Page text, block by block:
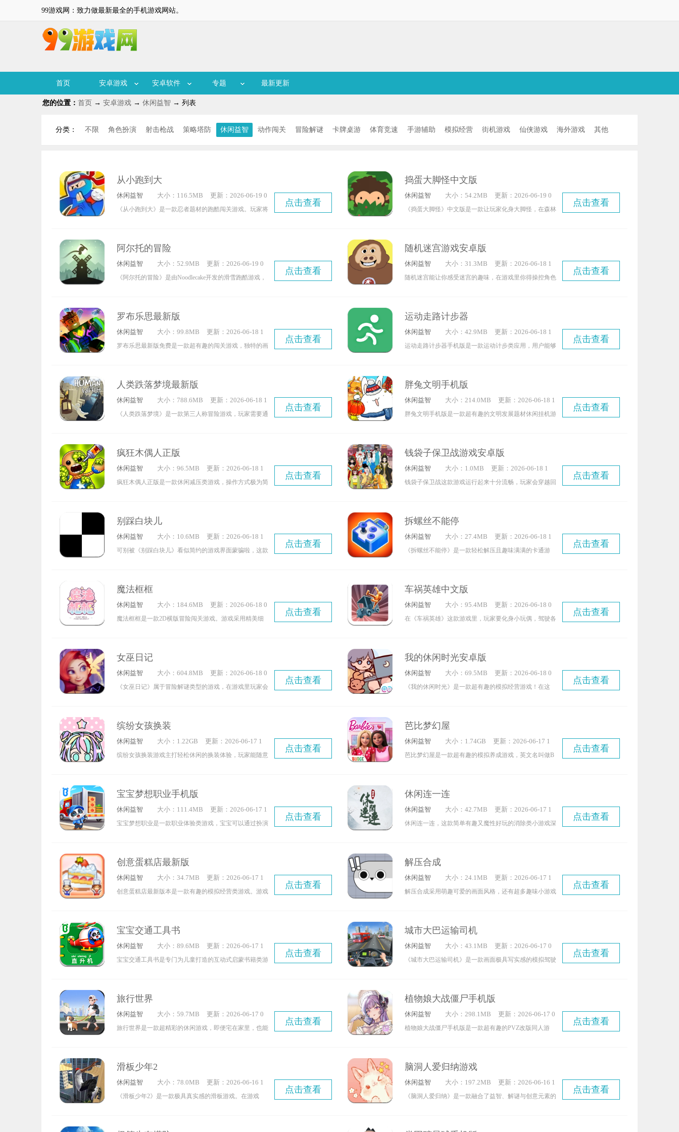
99游戏网：致力做最新最全的手机游戏网站。
首页 安卓游戏 安卓软件 专题 最新更新
您的位置： 首页 → 安卓游戏 → 休闲益智 → 列表
分类： 不限 角色扮演 射击枪战 策略塔防 休闲益智 动作闯关 冒险解谜 卡牌桌游 体育竞速 手游辅助 模拟经营 街机游戏 仙侠游戏 海外游戏 其他
从小跑到大
休闲益智 大小：116.5MB
更新：2026-06-19 0
6:06:07
《从小跑到大》是一款忍者题材的跑酷闯关游戏。玩家将
道具助力快速通关。游戏内不仅拥有丰富多样的场景地
图，还提供了多种道具供玩家自由选择，让你尽情展示炫
酷的闯关操作！
点击查看
捣蛋大脚怪中文版
休闲益智 大小：54.2MB
更新：2026-06-19 0
5:17:07
《捣蛋大脚怪》中文版是一款让玩家化身大脚怪，在森林
为，无论是捉弄森林里的伙伴，还是路过的行人都没问
题。这款中文版游戏能让玩家更轻松地理解文字内容、完
成游戏任务，你只需操控大脚怪去做那些能让自己开心的
点击查看
阿尔托的冒险
休闲益智 大小：52.9MB
更新：2026-06-19 0
5:00:11
《阿尔托的冒险》是由Noodlecake开发的滑雪跑酷游戏，
手，只需控制角色借助滑雪板在雪地滑行，途中会遇到形
态各异的障碍物——有时是挡路的石块，有时是深不见底
的鸿沟，玩家需要凭借精准操作躲避这些阻碍，力求滑行
币福利，感兴趣的玩家不妨前来体验一番！
点击查看
随机迷宫游戏安卓版
休闲益智 大小：31.3MB
更新：2026-06-18 1
5:44:18
随机迷宫能让你感受迷宫的趣味，在游戏里你得操控角色
线。只需操控角色移动就行，它的操作很简便。
点击查看
罗布乐思最新版
休闲益智 大小：99.8MB
更新：2026-06-18 1
5:27:06
罗布乐思最新版免费是一款超有趣的闯关游戏，独特的画
以开发全新的游戏玩法，简直趣味十足！喜欢的朋友别再
犹豫啦，赶紧去体验吧！
点击查看
运动走路计步器
休闲益智 大小：42.9MB
更新：2026-06-18 1
4:54:10
运动走路计步器手机版是一款运动计步类应用，用户能够
制定和调整运动计划，若你感兴趣，就快来使用运动走路
计步器手机版吧。
点击查看
人类跌落梦境最新版
休闲益智 大小：788.6MB
更新：2026-06-18 1
4:05:07
《人类跌落梦境》是一款第三人称冒险游戏，玩家需要通
玩家前来体验，大家要不断想办法找出路。喜欢这类游戏
的朋友，别再犹豫啦！赶紧去游戏里感受一下吧。
点击查看
胖兔文明手机版
休闲益智 大小：214.0MB
更新：2026-06-18 1
3:15:10
胖兔文明手机版是一款超有趣的文明发展题材休闲挂机游
验不同时代的特色。和同类型游戏相比，胖兔文明手机版
的玩法更有意思，你可以尽情建造各种想要的设施，努力
成为最厉害的胖兔子领主。感兴趣的小伙伴们，快来加入
点击查看
疯狂木偶人正版
休闲益智 大小：96.5MB
更新：2026-06-18 1
2:59:07
疯狂木偶人正版是一款休闲减压类游戏，操作方式极为简
样式的木偶人，这种轻松的玩法备受玩家青睐。游戏内配
备了丰富多样的道具，玩家只需借助道具攻击木偶人即
可。尽管部分道具操作起来略显迟缓，且重复使用道具会
其中包含火箭、手榴弹、自动步枪、折磨工具，甚至还有
核弹等。这些攻击方式虽然十分另类，却能让玩家充分释
放压力，甚至改善心情，体验相当不错。
点击查看
钱袋子保卫战游戏安卓版
休闲益智 大小：1.0MB
更新：2026-06-18 1
2:42:09
钱袋子保卫战这款游戏运行起来十分流畅，玩家会穿越回
多新玩法，并且可以选妃，所有操作都只需点击即可完
成。
点击查看
别踩白块儿
休闲益智 大小：10.6MB
更新：2026-06-18 1
1:53:06
可别被《别踩白块儿》看似简约的游戏界面蒙骗啦，这款
小，说不定还能对防治老年痴呆有点作用呢(ง •̀_•́)ง
点击查看
拆螺丝不能停
休闲益智 大小：27.4MB
更新：2026-06-18 1
1:20:09
《拆螺丝不能停》是一款轻松解压且趣味满满的卡通游
具，畅快地拆卸一颗颗螺丝，享受那种酣畅淋漓的操作快
感。此外，还有外形不同、功能独特的机械部件等待你去
解锁，为你带来更多新奇有趣的拆卸挑战。
点击查看
魔法框框
休闲益智 大小：184.6MB
更新：2026-06-18 0
8:18:14
魔法框框是一款2D横版冒险闯关游戏。游戏采用精美细
与NPC互动，借助魔法击败关卡敌人，完成主线任务即可
闯关成功。每个关卡都设有独特的道具与机关作为阻碍，
需要玩家运用智慧才能顺利通关。
点击查看
车祸英雄中文版
休闲益智 大小：95.4MB
更新：2026-06-18 0
7:45:09
在《车祸英雄》这款游戏里，玩家要化身小玩偶，驾驶各
险。游戏里可供行驶的赛道不算长，那怎么才能简单粗暴
地“终结”自己呢？下面就来给大家介绍方法。
点击查看
女巫日记
休闲益智 大小：604.8MB
更新：2026-06-18 0
7:12:14
《女巫日记》属于冒险解谜类型的游戏，在游戏里玩家会
理各种各样的谜题与难题。
点击查看
我的休闲时光安卓版
休闲益智 大小：69.5MB
更新：2026-06-18 0
5:50:19
《我的休闲时光》是一款超有趣的模拟经营游戏！在这
——无论是简约现代风，还是北欧风、日式榻榻米、田园
木屋等风格，都能亲手设计打造。游戏里有丰富多样的房
屋装饰道具，还有角色搭配好物，助你塑造独一无二的专
完成游戏任务还能赚取金币，用金币兑换道具就能升级房
屋啦！游戏里还有菜市场，每日所需的生活用品和食材都
能在这里买到，不过不同商人的价格会略有差异，可别
点击查看
缤纷女孩换装
休闲益智 大小：1.22GB
更新：2026-06-17 1
5:44:11
缤纷女孩换装游戏主打轻松休闲的换装体验，玩家能随意
任务关卡还能解锁更多精美服饰！
点击查看
芭比梦幻屋
休闲益智 大小：1.74GB
更新：2026-06-17 1
2:59:11
芭比梦幻屋是一款超有趣的模拟养成游戏，英文名叫做B
在你眼前。随着你探索不同的场景，游戏玩法也会跟着变
化，适配度特别高。你可以体验芭比娃娃之间的互动，感
受那种超强的沉浸感和代入感。感兴趣的话，就快来玩芭
点击查看
宝宝梦想职业手机版
休闲益智 大小：111.4MB
更新：2026-06-17 1
2:42:07
宝宝梦想职业是一款职业体验类游戏，宝宝可以通过扮演
从新的视角认识世界，提升社会认知，懂得劳动的艰辛。
点击查看
休闲连一连
休闲益智 大小：42.7MB
更新：2026-06-17 1
2:09:13
休闲连一连，这款简单有趣又魔性好玩的消除类小游戏深
别轻易放弃那些高难度关卡——要是你对自己的连连看水
平有自信，现在就可以来试试这个好玩的休闲连一连！
点击查看
创意蛋糕店最新版
休闲益智 大小：34.7MB
更新：2026-06-17 1
1:36:17
创意蛋糕店最新版本是一款有趣的模拟经营类游戏。游戏
出各式各样美味的蛋糕。玩家可以自主研发新配方，以此
吸引更多顾客，进而获取收益。借助收益提升店员能力和
店铺等级，能让玩家在游戏过程中收获更多的乐趣与趣味
点击查看
解压合成
休闲益智 大小：24.1MB
更新：2026-06-17 1
1:03:14
解压合成采用萌趣可爱的画面风格，还有超多趣味小游戏
何地都能加入游戏，在轻松愉快的游玩过程中释放压力，
挑战更多关卡吧！
点击查看
宝宝交通工具书
休闲益智 大小：89.6MB
更新：2026-06-17 1
0:14:06
宝宝交通工具书是专门为儿童打造的互动式启蒙书籍类游
消防车体验、载具操作等多种有趣的互动游戏。
点击查看
城市大巴运输司机
休闲益智 大小：43.1MB
更新：2026-06-17 0
6:23:04
《城市大巴运输司机》是一款画面极具写实感的模拟驾驶
司机，准时抵达各个站点，将乘客安全送达目的地。而游
戏最引人注目的亮点，在于它高度还原了不同城市的自然
景观与人文风貌，让玩家能以大巴司机的独特视角，亲身
点击查看
旅行世界
休闲益智 大小：59.7MB
更新：2026-06-17 0
6:06:09
旅行世界是一款超精彩的休闲游戏，即便宅在家里，也能
格的冒险旅程，和你的狗狗搭档，在独特的关卡设计中默
契配合，解锁全新的精彩玩法，成为最厉害的旅行者组
合。感兴趣的小伙伴们，快来旅行世界开启这段旅程吧！
点击查看
植物娘大战僵尸手机版
休闲益智 大小：298.1MB
更新：2026-06-17 0
5:33:07
植物娘大战僵尸手机版是一款超有趣的PVZ改版同人游
园吧。游戏里种植或与娘化植物互动时，还会触发不同的
语音对话，趣味性拉满，特别适合闲暇时光打开玩一玩。
感兴趣的小伙伴们，快来体验植物娘大战僵尸手机版吧！
点击查看
滑板少年2
休闲益智 大小：78.0MB
更新：2026-06-16 1
4:21:18
《滑板少年2》是一款极具真实感的滑板游戏。在游戏
点击查看
脑洞人爱归纳游戏
休闲益智 大小：197.2MB
更新：2026-06-16 1
4:05:05
《脑洞人爱归纳》是一款融合了益智、解谜与创意元素的
点击查看